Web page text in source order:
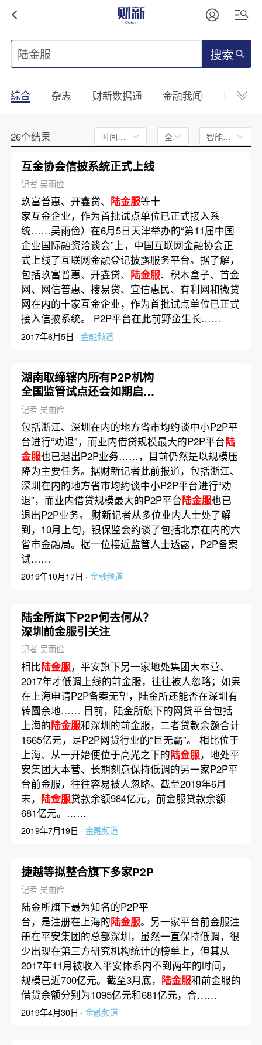
搜索
综合 杂志 财新数据通 金融我闻 财新
26个结果 时间不限 全文 智能排序
互金协会信披系统正式上线
记者 吴雨俭
玖富普惠、开鑫贷、 陆金服等十
家互金企业，作为首批试点单位已正式接入系
统……吴雨俭）在6月5日天津举办的“第11届中国
企业国际融资洽谈会”上，中国互联网金融协会正
式上线了互联网金融登记披露服务平台。据了解，
包括玖富普惠、开鑫贷、 陆金服、积木盒子、首金
网、网信普惠、搜易贷、宜信惠民、有利网和微贷
网在内的十家互金企业，作为首批试点单位已正式
接入信披系统。 P2P平台在此前野蛮生长……
2017年6月5日 · 金融频道
湖南取缔辖内所有P2P机构
全国监管试点还会如期启动
吗？
记者 吴雨俭
包括浙江、深圳在内的地方省市均约谈中小P2P平
台进行“劝退”，而业内借贷规模最大的P2P平台陆
金服也已退出P2P业务……，目前仍然是以规模压
降为主要任务。据财新记者此前报道，包括浙江、
深圳在内的地方省市均约谈中小P2P平台进行“劝
退”，而业内借贷规模最大的P2P平台陆金服也已
退出P2P业务。 财新记者从多位业内人士处了解
到，10月上旬，银保监会约谈了包括北京在内的六
省市金融局。据一位接近监管人士透露，P2P备案
试……
2019年10月17日 · 金融频道
陆金所旗下P2P何去何从？
深圳前金服引关注
记者 吴雨俭
相比陆金服，平安旗下另一家地处集团大本营、
2017年才低调上线的前金服，往往被人忽略；如果
在上海申请P2P备案无望，陆金所还能否在深圳有
转圜余地…… 目前，陆金所旗下的网贷平台包括
上海的陆金服和深圳的前金服，二者贷款余额合计
1665亿元，是P2P网贷行业的“巨无霸”。 相比位于
上海、从一开始便位于高光之下的陆金服，地处平
安集团大本营、长期刻意保持低调的另一家P2P平
台前金服，往往容易被人忽略。截至2019年6月
末， 陆金服贷款余额984亿元，前金服贷款余额
681亿元。……
2019年7月19日 · 金融频道
捷越等拟整合旗下多家P2P
记者 吴雨俭
陆金所旗下最为知名的P2P平
台，是注册在上海的陆金服。另一家平台前金服注
册在平安集团的总部深圳，虽然一直保持低调，很
少出现在第三方研究机构统计的榜单上，但其从
2017年11月被收入平安体系内不到两年的时间，
规模已近700亿元。截至3月底， 陆金服和前金服的
借贷余额分别为1095亿元和681亿元，合……
2019年4月30日 · 金融频道